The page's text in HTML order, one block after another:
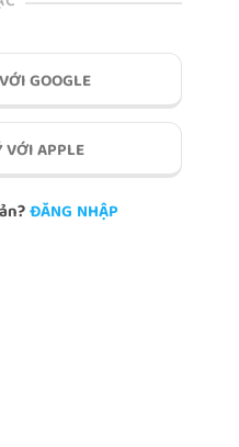
GOOGLE
APPLE
ĐĂNG NHẬP